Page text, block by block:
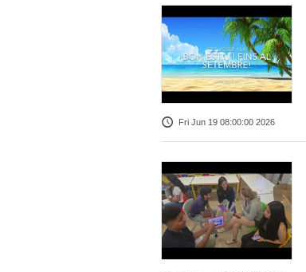
Fri Jun 19 08:00:00 2026